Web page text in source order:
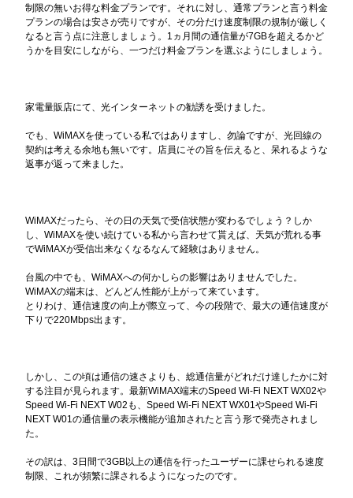
制限の無いお得な料金プランです。それに対し、通常プランと言う料金
プランの場合は安さが売りですが、その分だけ速度制限の規制が厳しく
なると言う点に注意しましょう。1ヵ月間の通信量が7GBを超えるかど
うかを目安にしながら、一つだけ料金プランを選ぶようにしましょう。
家電量販店にて、光インターネットの勧誘を受けました。
でも、WiMAXを使っている私ではありますし、勿論ですが、光回線の
契約は考える余地も無いです。店員にその旨を伝えると、呆れるような
返事が返って来ました。
WiMAXだったら、その日の天気で受信状態が変わるでしょう？しか
し、WiMAXを使い続けている私から言わせて貰えば、天気が荒れる事
でWiMAXが受信出来なくなるなんて経験はありません。
台風の中でも、WiMAXへの何かしらの影響はありませんでした。
WiMAXの端末は、どんどん性能が上がって来ています。
とりわけ、通信速度の向上が際立って、今の段階で、最大の通信速度が
下りで220Mbps出ます。
しかし、この頃は通信の速さよりも、総通信量がどれだけ達したかに対
する注目が見られます。最新WiMAX端末のSpeed Wi-Fi NEXT WX02や
Speed Wi-Fi NEXT W02も、Speed Wi-Fi NEXT WX01やSpeed Wi-Fi
NEXT W01の通信量の表示機能が追加されたと言う形で発売されまし
た。
その訳は、3日間で3GB以上の通信を行ったユーザーに課せられる速度
制限、これが頻繁に課されるようになったのです。